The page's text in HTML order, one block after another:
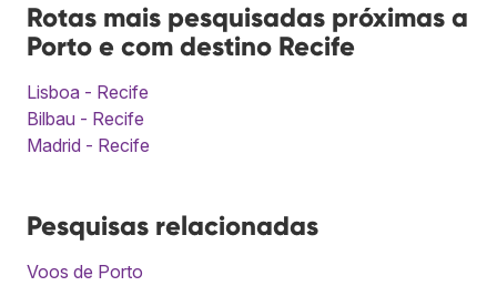
Rotas mais pesquisadas próximas a
Porto e com destino Recife
Lisboa - Recife
Bilbau - Recife
Madrid - Recife
Pesquisas relacionadas
Voos de Porto